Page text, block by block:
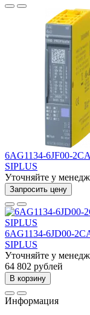
6AG1134-6JF00-
SIPLUS
Уточняйте у
Запросить цену
6AG1134-6JD00-
SIPLUS
Уточняйте у
64 802 рублей
В корзину
Информация